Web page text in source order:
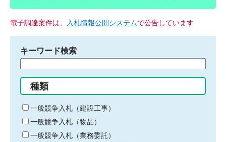
電子調達案件は、 入札情報公開システムで公告しています
キーワード検索
る
キ
ー
ワ
ー
種類
一般競争入札（建設工事）
一般競争入札（物品）
一般競争入札（業務委託）